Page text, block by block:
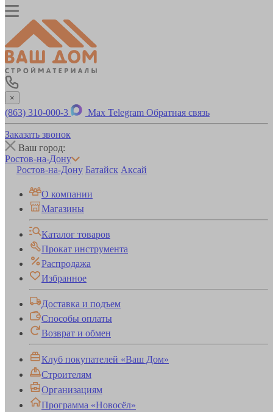
×
(863) 310-000-3 Max Telegram Обратная связь
Заказать звонок
Ваш город:
Ростов-на-Дону
Ростов-на-Дону Батайск Аксай
О компании
Магазины
Каталог товаров
Прокат инструмента
Распродажа
Избранное
Доставка и подъем
Способы оплаты
Возврат и обмен
Клуб покупателей «Ваш Дом»
Строителям
Организациям
Программа «Новосёл»